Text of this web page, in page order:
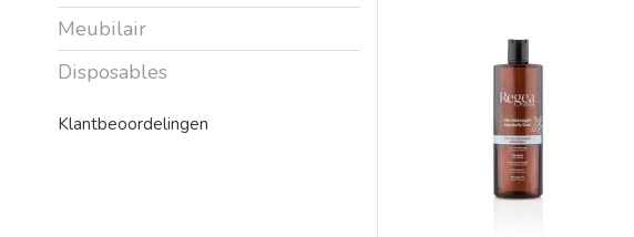
Meubilair
Disposables
Klantbeoordelingen